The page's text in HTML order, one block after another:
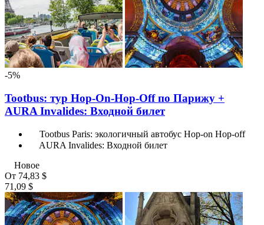
-5%
Tootbus: тур Hop-On-Hop-Off по Парижу +
AURA Invalides: Входной билет
Tootbus Paris: экологичный автобус Hop-on Hop-off
AURA Invalides: Входной билет
Новое
От 74,83 $
71,09 $